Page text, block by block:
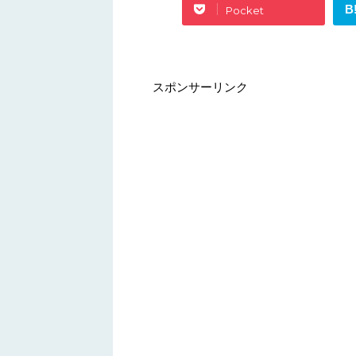
Pocket B!
スポンサーリンク